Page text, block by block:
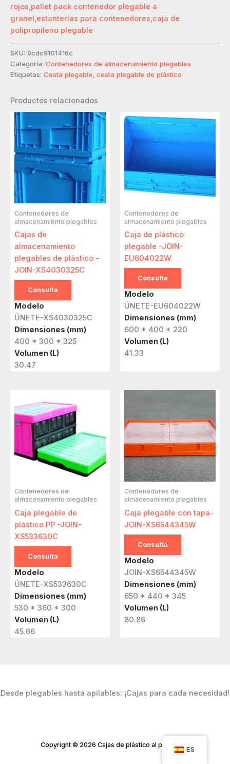
rojos,pallet pack contenedor plegable a
granel,estanterías para contenedores,caja de
polipropileno plegable
SKU: 9cdc9101416c
Categoría: Contenedores de almacenamiento plegables
Etiquetas: Cesta plegable cesta plegable de plástico
Productos relacionados
Contenedores de
almacenamiento plegables
Cajas de
almacenamiento
plegables de plástico -
JOIN-XS4030325C
Consulta
Modelo
ÚNETE-XS4030325C
Dimensiones (mm)
400 * 300 * 325
Volumen (L)
30.47
Contenedores de
almacenamiento plegables
Caja de plástico
plegable -JOIN-
EU604022W
Consulta
Modelo
ÚNETE-EU604022W
Dimensiones (mm)
600 * 400 * 220
Volumen (L)
41.33
Contenedores de
almacenamiento plegables
Caja plegable de
plástico PP -JOIN-
XS533630C
Consulta
Modelo
ÚNETE-XS533630C
Dimensiones (mm)
530 * 360 * 300
Volumen (L)
45.66
Contenedores de
almacenamiento plegables
Caja plegable con tapa-
JOIN-XS6544345W
Consulta
Modelo
JOIN-XS6544345W
Dimensiones (mm)
650 * 440 * 345
Volumen (L)
80.86
Desde plegables hasta apilables: ¡Cajas para cada necesidad!
Copyright © 2026 Cajas de plástico al por mayor
ES